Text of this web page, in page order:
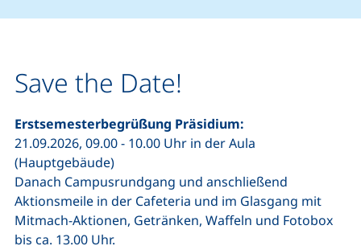
Save the Date!
Erstsemesterbegrüßung Präsidium:
21.09.2026, 09.00 - 10.00 Uhr in der Aula
(Hauptgebäude)
Danach Campusrundgang und anschließend
Aktionsmeile in der Cafeteria und im Glasgang mit
Mitmach-Aktionen, Getränken, Waffeln und Fotobox
bis ca. 13.00 Uhr.